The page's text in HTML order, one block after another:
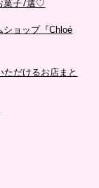
菓子7選♡
ショップ『Chloé
だけるお店まと